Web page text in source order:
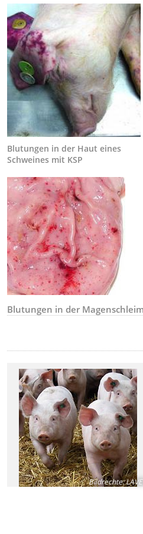
Blutungen in der Haut eines
Schweines mit KSP
Blutungen in der
Bildrechte: